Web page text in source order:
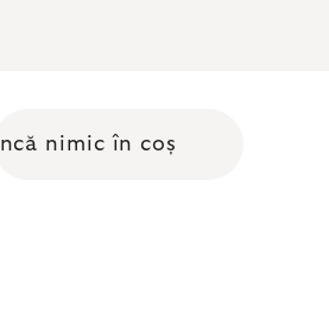
Coş de cumpărături
Încă nimic în coș